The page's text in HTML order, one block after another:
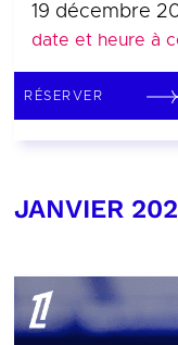
19 décembre
date et heure à
RÉSERVER
JANVIER